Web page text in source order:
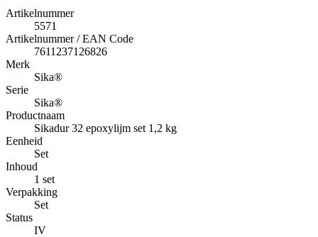
Artikelnummer
5571
Artikelnummer / EAN Code
7611237126826
Merk
Sika®
Serie
Sika®
Productnaam
Sikadur 32 epoxylijm set 1,2 kg
Eenheid
Set
Inhoud
1 set
Verpakking
Set
Status
IV